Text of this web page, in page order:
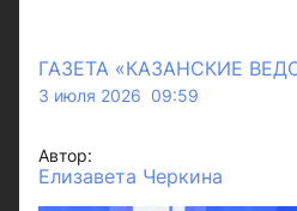
ГАЗЕТА «КАЗАНСКИЕ
3 июля 2026 09:59
Автор:
Елизавета Черкина